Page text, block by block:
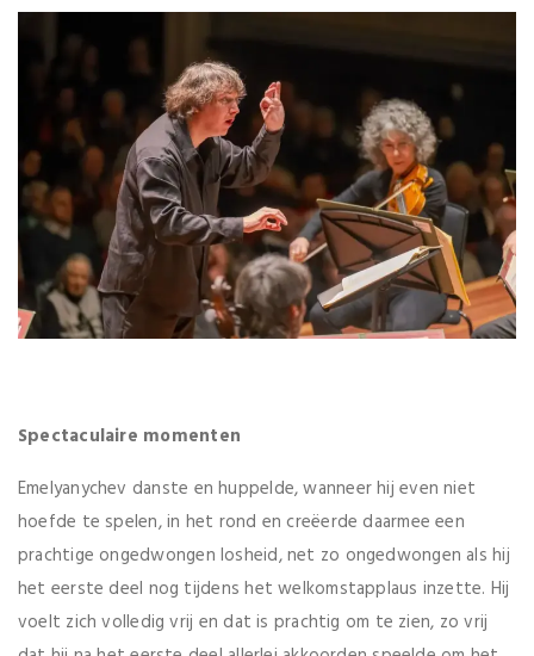
Spectaculaire momenten
Emelyanychev danste en huppelde, wanneer hij even niet
hoefde te spelen, in het rond en creëerde daarmee een
prachtige ongedwongen losheid, net zo ongedwongen als hij
het eerste deel nog tijdens het welkomstapplaus inzette. Hij
voelt zich volledig vrij en dat is prachtig om te zien, zo vrij